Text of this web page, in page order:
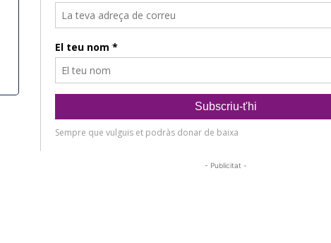
- Publicitat -